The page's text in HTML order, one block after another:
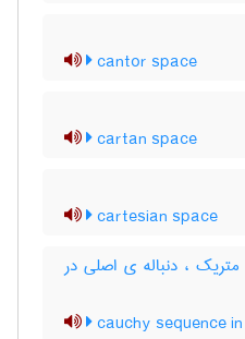
cantor space
cartan space
cartesian space
، دنباله ی اصلی در
cauchy sequence